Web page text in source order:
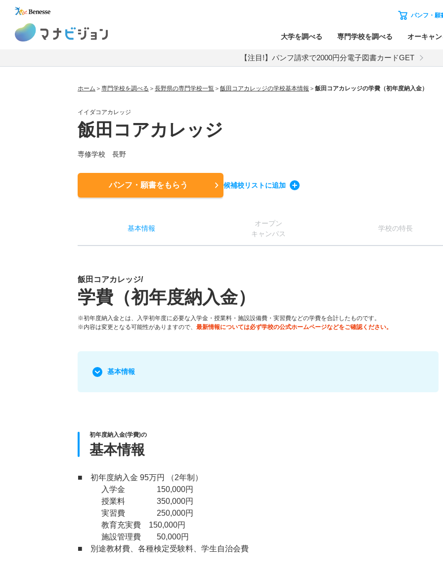
パンフ・願
大学を調べる 専門学校を調べる オーキャ
【注目!】パンフ請求で2000円分電子図書カードGET
ホーム 専門学校を調べる 長野県の専門学校一覧 飯田コアカレッジの学校基本情報 飯田コアカレッジの学費（初年度納入金）
イイダコアカレッジ
飯田コアカレッジ
専修学校 長野
パンフ・願書をもらう 候補校リストに追加
基本情報
オープン
キャンパス
学校の特長
飯田コアカレッジ/
学費（初年度納入金）
※初年度納入金とは、入学初年度に必要な入学金・授業料・施設設備費・実習費などの学費を合計したものです。
※内容は変更となる可能性がありますので、 最新情報については必ず学校の公式ホームページなどをご確認ください。
基本情報
初年度納入金(学費)の
基本情報
■ 初年度納入金 95万円 （2年制）
入学金 150,000円
授業料 350,000円
実習費 250,000円
教育充実費 150,000円
施設管理費 50,000円
■ 別途教材費、各種検定受験料、学生自治会費